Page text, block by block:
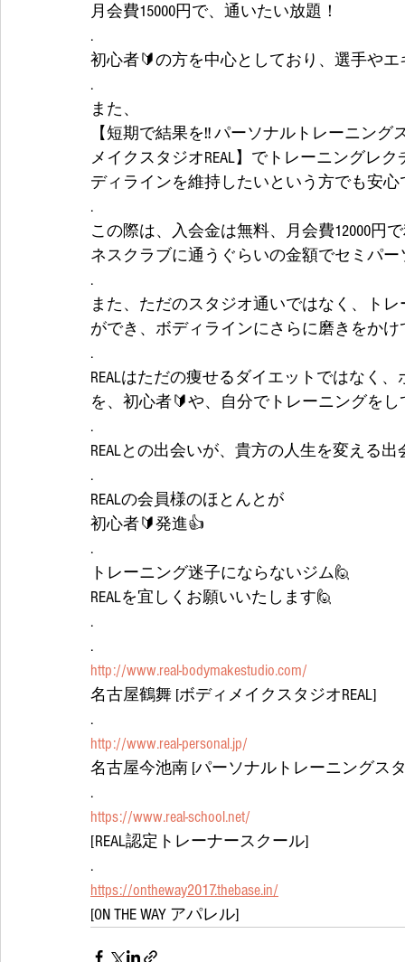
月会費15000円で、通いたい放題！
.
初心者🔰の方を中心としており、選手や
.
また、
【短期で結果を‼️ パーソナルトレーニン
メイクスタジオREAL】でトレーニングレ
ディラインを維持したいという方でも安心
.
この際は、入会金は無料、月会費12000円
ネスクラブに通うぐらいの金額でセミパ
.
また、ただのスタジオ通いではなく、ト
ができ、ボディラインにさらに磨きをか
.
REALはただの痩せるダイエットではなく
を、初心者🔰や、自分でトレーニングを
.
REALとの出会いが、貴方の人生を変える
.
REALの会員様のほとんとが
初心者🔰発進👍
.
トレーニング迷子にならないジム🙋
REALを宜しくお願いいたします🙋
.
.
http://www.real-bodymakestudio.com/
名古屋鶴舞 [ボディメイクスタジオREAL]
.
http://www.real-personal.jp/
名古屋今池南 [パーソナルトレーニングスタ
.
https://www.real-school.net/
[REAL認定トレーナースクール]
.
https://ontheway2017.thebase.in/
[ON THE WAY アパレル]